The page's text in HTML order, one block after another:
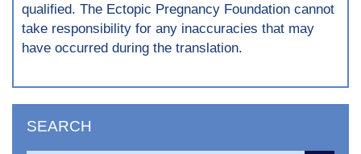
qualified. The Ectopic Pregnancy Foundation cannot
take responsibility for any inaccuracies that may
have occurred during the translation.
SEARCH